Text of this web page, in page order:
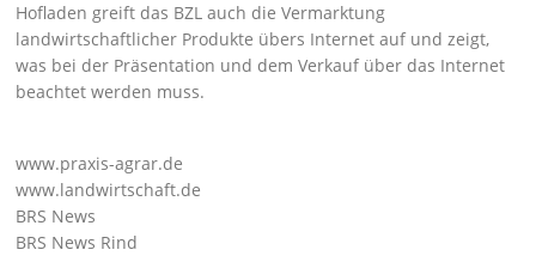
Hofladen greift das BZL auch die Vermarktung
landwirtschaftlicher Produkte übers Internet auf und zeigt,
was bei der Präsentation und dem Verkauf über das Internet
beachtet werden muss.
www.praxis-agrar.de
www.landwirtschaft.de
BRS News
BRS News Rind